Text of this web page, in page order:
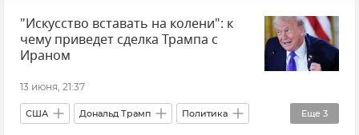
"Искусство вставать на колени": к
чему приведет сделка Трампа с
Ираном
13 июня, 21:37
Еще 3
США Дональд Трамп Политика